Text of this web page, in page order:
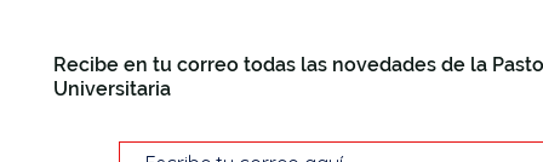
Recibe en tu correo todas las novedades de la
Universitaria